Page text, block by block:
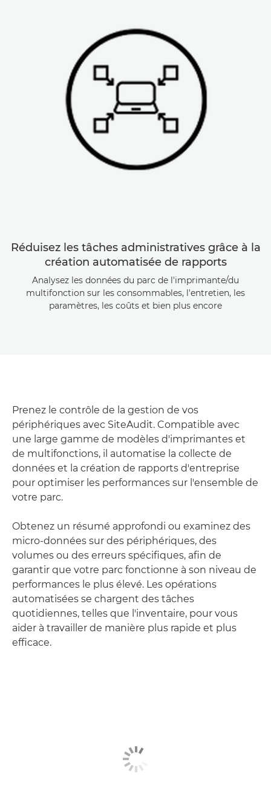
Réduisez les tâches administratives grâce à la
création automatisée de rapports
Analysez les données du parc de l'imprimante/du
multifonction sur les consommables, l'entretien, les
paramètres, les coûts et bien plus encore
Prenez le contrôle de la gestion de vos
périphériques avec SiteAudit. Compatible avec
une large gamme de modèles d'imprimantes et
de multifonctions, il automatise la collecte de
données et la création de rapports d'entreprise
pour optimiser les performances sur l'ensemble de
votre parc.
Obtenez un résumé approfondi ou examinez des
micro-données sur des périphériques, des
volumes ou des erreurs spécifiques, afin de
garantir que votre parc fonctionne à son niveau de
performances le plus élevé. Les opérations
automatisées se chargent des tâches
quotidiennes, telles que l'inventaire, pour vous
aider à travailler de manière plus rapide et plus
efficace.